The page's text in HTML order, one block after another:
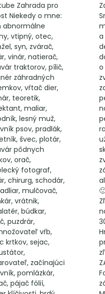
Zahrada pro
Niekedy o mne:
abnormálne
vtipný, otec,
syn, zvárač,
vinár, natierač,
traktorov, pílič,
záhradných
vŕtač dier,
teoretik,
maliar,
lesný muž,
psov, pradlák,
švec, plotár,
pôdnych
orač,
fotograf,
chirurg, schodár,
mulčovač,
vrátnik,
búdkar,
puzdrár,
vŕb,
krtkov, sejac,
začínajúci
pomlázkár,
pájač fólií,
a
o